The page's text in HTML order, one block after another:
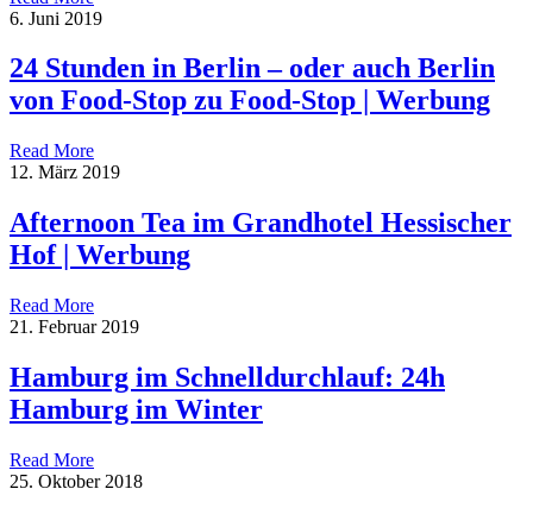
6. Juni 2019
24 Stunden in Berlin – oder auch Berlin
von Food-Stop zu Food-Stop | Werbung
Read More
12. März 2019
Afternoon Tea im Grandhotel Hessischer
Hof | Werbung
Read More
21. Februar 2019
Hamburg im Schnelldurchlauf: 24h
Hamburg im Winter
Read More
25. Oktober 2018